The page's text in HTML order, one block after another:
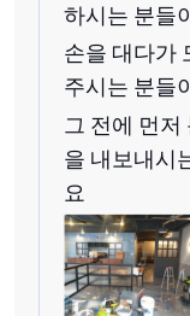
하시는 분들
손을 대다가
주시는 분들
그 전에 먼
을 내보내시
요